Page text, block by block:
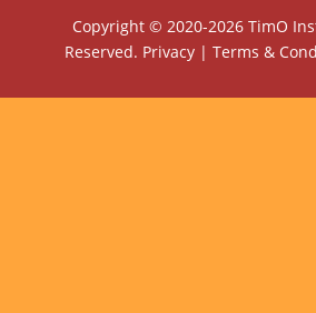
Copyright © 2020-2026 TimO
Reserved. Privacy| Terms &